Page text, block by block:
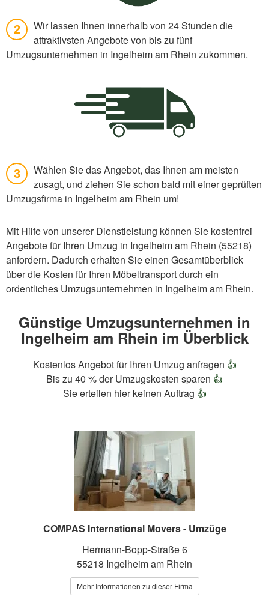
2
Wir lassen Ihnen innerhalb von 24 Stunden die
attraktivsten Angebote von bis zu fünf
Umzugsunternehmen in Ingelheim am Rhein zukommen.
3
Wählen Sie das Angebot, das Ihnen am meisten
zusagt, und ziehen Sie schon bald mit einer geprüften
Umzugsfirma in Ingelheim am Rhein um!
Mit Hilfe von unserer Dienstleistung können Sie kostenfrei
Angebote für Ihren Umzug in Ingelheim am Rhein (55218)
anfordern. Dadurch erhalten Sie einen Gesamtüberblick
über die Kosten für Ihren Möbeltransport durch ein
ordentliches Umzugsunternehmen in Ingelheim am Rhein.
Günstige Umzugsunternehmen in
Ingelheim am Rhein im Überblick
Kostenlos Angebot für Ihren Umzug anfragen 👍
Bis zu 40 % der Umzugskosten sparen 👍
Sie erteilen hier keinen Auftrag 👍
COMPAS International Movers - Umzüge
Hermann-Bopp-Straße 6
55218 Ingelheim am Rhein
Mehr Informationen zu dieser Firma